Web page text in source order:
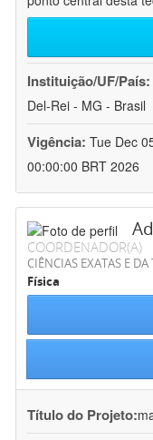
Instituição/UF/País:
Del-Rei - MG - Brasil
Vigência: Tue Dec
00:00:00 BRT 2026
COORDENADOR(A)
CIÊNCIAS EXATAS E DA
Física
Título do Projeto: